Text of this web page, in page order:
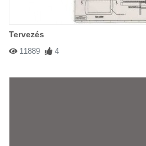
Tervezés
11889 4